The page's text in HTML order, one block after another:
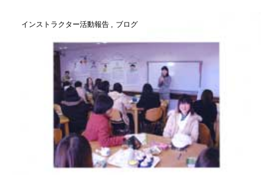
インストラクター活動報告 ブログ